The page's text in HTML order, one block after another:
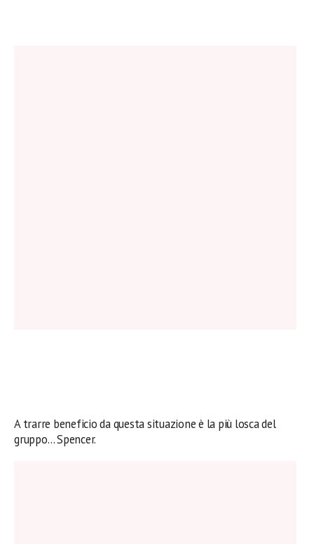
A trarre beneficio da questa situazione è la più losca del
gruppo… Spencer.